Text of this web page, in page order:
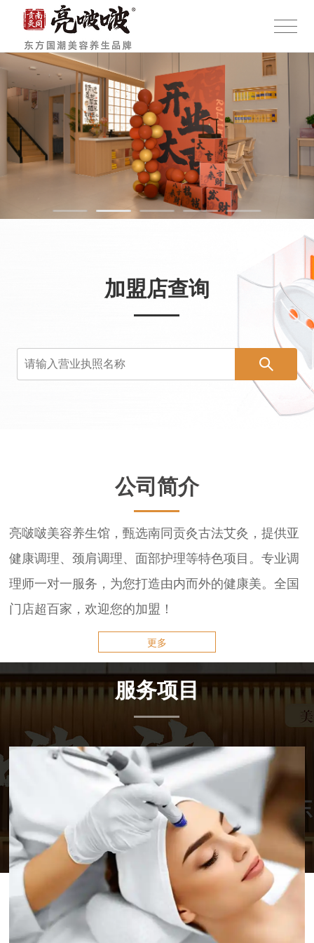
加盟店查询
公司简介
亮啵啵美容养生馆，甄选南同贡灸古法艾灸，提供亚
健康调理、颈肩调理、面部护理等特色项目。专业调
理师一对一服务，为您打造由内而外的健康美。全国
门店超百家，欢迎您的加盟！
更多
服务项目